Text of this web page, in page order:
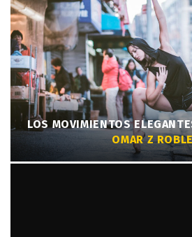
LOS MOVIMIENTOS
OMAR Z